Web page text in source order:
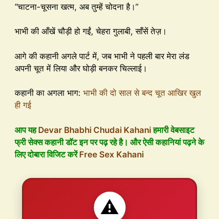
“चाटना-चूसना खत्म, अब तुम्हें चोदना है।”
भाभी की आँखें चौड़ी हो गईं, चेहरा गुलाबी, साँसें तेज़।
आगे की कहानी अगले पार्ट में, जब भाभी ने पहली बार मेरा लंड
अपनी चूत में लिया और घोड़ी बनकर चिल्लाई।
कहानी का अगला भाग: भाभी की दो साल से बन्द चूत आखिर खुल
ही गई
आप यहDevar Bhabhi Chudai Kahaniहमारी वेबसाइट
फ्री सेक्स कहानी डॉट इन पर पढ़ रहे है। और ऐसी कहानियां पढ़ने के
लिए दोबारा विजिट करेंFree Sex Kahani
⚠️